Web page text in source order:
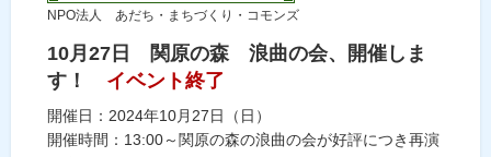
NPO法人 あだち・まちづくり・コモンズ
10月27日 関原の森 浪曲の会、開催しま
す！
イベント終了
開催日：2024年10月27日（日）
開催時間：13:00～関原の森の浪曲の会が好評につき再演